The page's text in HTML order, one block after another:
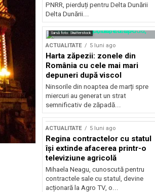
PNRR, pierduți pentru Delta Dunării
Delta Dunării...
Sursă foto: Shutterstock
ACTUALITATE 5 luni ago
Harta zăpezii: zonele din
România cu cele mai mari
depuneri după viscol
Ninsorile din noaptea de marți spre
miercuri au generat un strat
semnificativ de zăpadă...
ACTUALITATE 5 luni ago
Regina contractelor cu statul
își extinde afacerea printr-o
televiziune agricolă
Mihaela Neagu, cunoscută pentru
contractele sale cu statul, devine
acționară la Agro TV, o...